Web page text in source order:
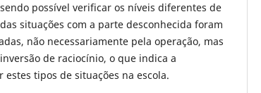
possível verificar os níveis diferentes de
situações com a parte desconhecida foram
não necessariamente pela operação, mas
de raciocínio, o que indica a
estes tipos de situações na escola.